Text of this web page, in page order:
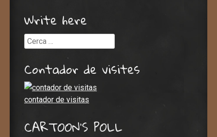
Write here
Cerca
Contador de visites
contador de visitas
CARTOON’S POLL